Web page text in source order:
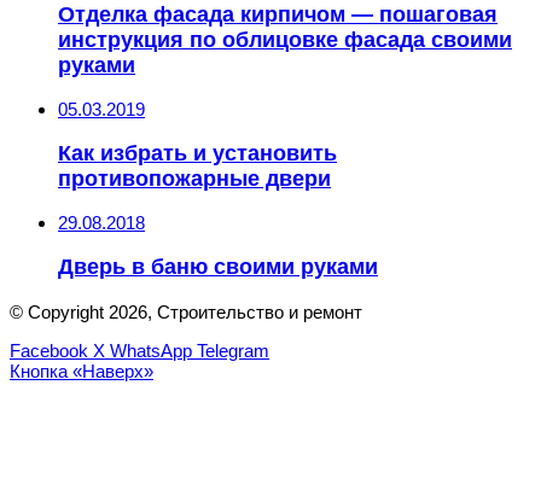
Отделка фасада кирпичом — пошаговая
инструкция по облицовке фасада своими
руками
05.03.2019
Как избрать и установить
противопожарные двери
29.08.2018
Дверь в баню своими руками
© Copyright 2026, Строительство и ремонт
Facebook X WhatsApp Telegram
Кнопка «Наверх»